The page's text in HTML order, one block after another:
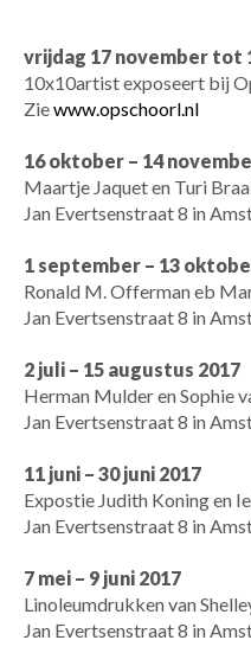
vrijdag 17 november tot
10x10artist exposeert bij
Ziewww.opschoorl.nl
16 oktober – 14
Maartje Jaquet en Turi
Jan Evertsenstraat 8 in
1 september – 13
Ronald M. Offerman eb
Jan Evertsenstraat 8 in
2 juli – 15 augustus 2017
Herman Mulder en Sophie
Jan Evertsenstraat 8 in
11 juni – 30 juni 2017
Expostie Judith Koning en
Jan Evertsenstraat 8 in
7 mei – 9 juni 2017
Linoleumdrukken van
Jan Evertsenstraat 8 in